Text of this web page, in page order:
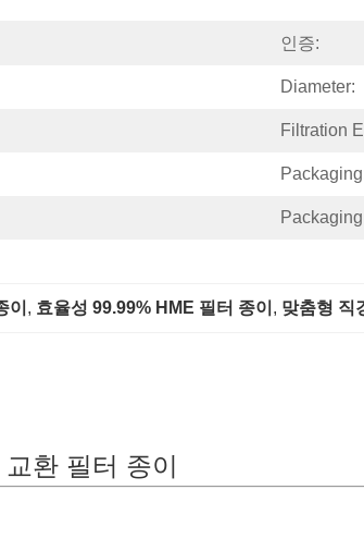
인증:
Diameter:
Filtration
이 , 효율성 99.99% HME 필터 종이 , 맞춤형 직
환 필터 종이